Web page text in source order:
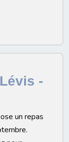
-
un repas